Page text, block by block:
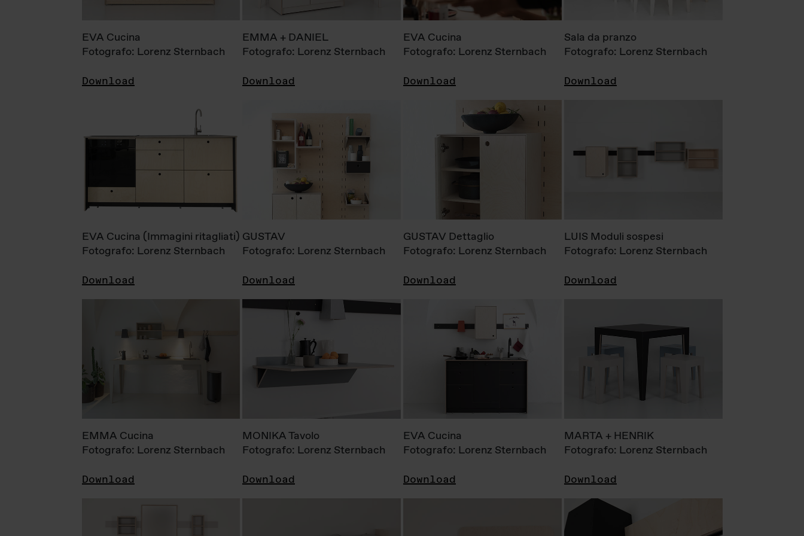
EVA Cucina
Fotografo: Lorenz Sternbach
Download
EMMA + DANIEL
Fotografo: Lorenz Sternbach
Download
EVA Cucina
Fotografo: Lorenz Sternbach
Download
Sala da pranzo
Fotografo: Lorenz Sternbach
Download
EVA Cucina (Immagini ritagliati)
Fotografo: Lorenz Sternbach
Download
GUSTAV
Fotografo: Lorenz Sternbach
Download
GUSTAV Dettaglio
Fotografo: Lorenz Sternbach
Download
LUIS Moduli sospesi
Fotografo: Lorenz Sternbach
Download
EMMA Cucina
Fotografo: Lorenz Sternbach
Download
MONIKA Tavolo
Fotografo: Lorenz Sternbach
Download
EVA Cucina
Fotografo: Lorenz Sternbach
Download
MARTA + HENRIK
Fotografo: Lorenz Sternbach
Download